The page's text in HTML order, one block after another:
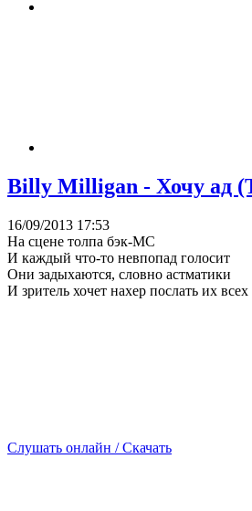
Billy Milligan - Хочу ад
16/09/2013 17:53
На сцене толпа бэк-МС
И каждый что-то невпопад голосит
Они задыхаются, словно астматики
И зритель хочет нахер послать их всех
Слушать онлайн / Скачать